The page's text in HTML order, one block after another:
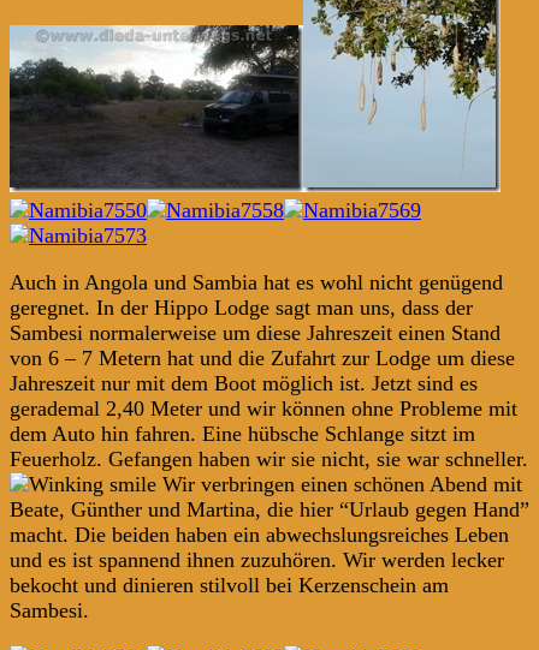
Auch in Angola und Sambia hat es wohl nicht genügend
geregnet. In der Hippo Lodge sagt man uns, dass der
Sambesi normalerweise um diese Jahreszeit einen Stand
von 6 – 7 Metern hat und die Zufahrt zur Lodge um diese
Jahreszeit nur mit dem Boot möglich ist. Jetzt sind es
gerademal 2,40 Meter und wir können ohne Probleme mit
dem Auto hin fahren. Eine hübsche Schlange sitzt im
Feuerholz. Gefangen haben wir sie nicht, sie war schneller.
Wir verbringen einen schönen Abend mit
Beate, Günther und Martina, die hier “Urlaub gegen Hand”
macht. Die beiden haben ein abwechslungsreiches Leben
und es ist spannend ihnen zuzuhören. Wir werden lecker
bekocht und dinieren stilvoll bei Kerzenschein am
Sambesi.